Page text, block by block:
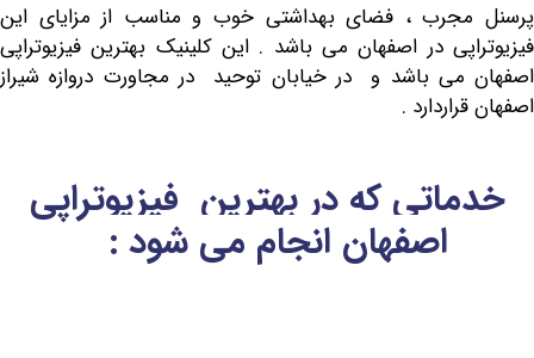
، فضای بهداشتی خوب و مناسب از مزایای این
در اصفهان می باشد . این کلینیک بهترین فیزیوتراپی
می باشد و در خیابان توحید در مجاورت دروازه شیراز
.
که در بهترین فیزیوتراپی
اصفهان انجام می شود :